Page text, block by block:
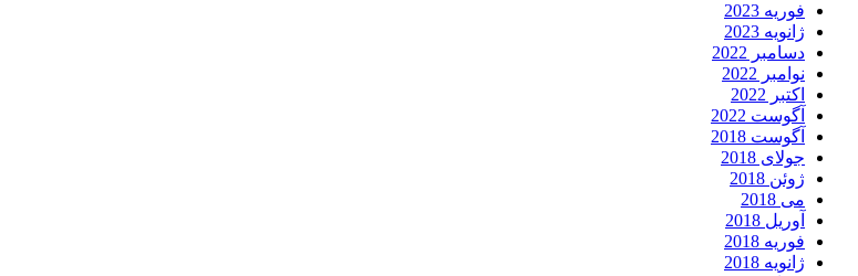
فوریه 2023
ژانویه 2023
دسامبر 2022
نوامبر 2022
اکتبر 2022
آگوست 2022
آگوست 2018
جولای 2018
ژوئن 2018
می 2018
آوریل 2018
فوریه 2018
ژانویه 2018